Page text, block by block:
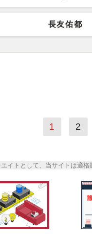
長友佑都
1 2
イトとして、当サイトは適格